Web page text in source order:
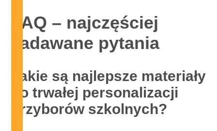
FAQ – najczęściej
zadawane pytania
Jakie są najlepsze materiały
do trwałej personalizacji
przyborów szkolnych?